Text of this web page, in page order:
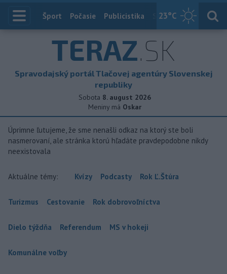
23°C
Index
Šport Počasie Publicistika Slovensko
TERAZ.SK
Spravodajský portál Tlačovej agentúry Slovenskej
republiky
Sobota 8. august 2026
Meniny má Oskar
Úprimne ľutujeme, že sme nenašli odkaz na ktorý ste boli
nasmerovaní, ale stránka ktorú hľadáte pravdepodobne nikdy
neexistovala
Aktuálne témy: Kvízy Podcasty Rok Ľ.Štúra
Turizmus Cestovanie Rok dobrovoľníctva
Dielo týždňa Referendum MS v hokeji
Komunálne voľby